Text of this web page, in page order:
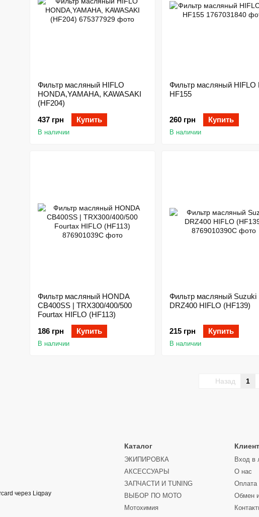
Фильтр масляный HIFLO
HONDA,YAMAHA, KAWASAKI
(HF204)
437 грн
Купить
В наличии
Фильтр масляный HIFLO
HF155
260 грн Купить
В наличии
Фильтр масляный HONDA
CB400SS | TRX300/400/500
Fourtax HIFLO (HF113)
186 грн
Купить
В наличии
Фильтр масляный Suzuki
DRZ400 HIFLO (HF139)
215 грн Купить
В наличии
Назад 1
Каталог
ЭКИПИРОВКА
АКСЕССУАРЫ
ЗАПЧАСТИ И ТUNING
ВЫБОР ПО МОТО
Мотохимия
Вход в
О нас
Оплата
Обмен